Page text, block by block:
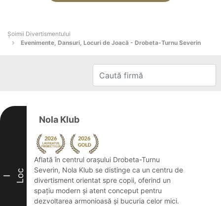
Şoimii Divertismentului
Evenimente, Dansuri, Locuri de Joacă - Drobeta-Turnu Severin
I Loc
Nola Klub
Aflată în centrul orașului Drobeta-Turnu
Severin, Nola Klub se distinge ca un centru de
divertisment orientat spre copii, oferind un
spațiu modern și atent conceput pentru
dezvoltarea armonioasă și bucuria celor mici.